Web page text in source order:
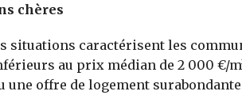
chères
situations caractérisent les
au prix médian de 2 000 €/
offre de logement surabondante